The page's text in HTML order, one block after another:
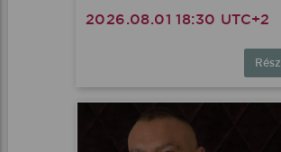
2026.08.01 18:30 UTC+2